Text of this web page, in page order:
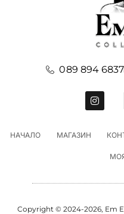
089 894 6837
НАЧАЛО МАГАЗИН
Copyright © 2024-2026, Em